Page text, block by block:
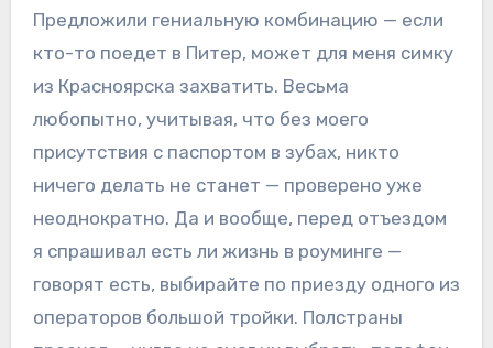
Предложили гениальную комбинацию — если
кто-то поедет в Питер, может для меня симку
из Красноярска захватить. Весьма
любопытно, учитывая, что без моего
присутствия с паспортом в зубах, никто
ничего делать не станет — проверено уже
неоднократно. Да и вообще, перед отъездом
я спрашивал есть ли жизнь в роуминге —
говорят есть, выбирайте по приезду одного из
операторов большой тройки. Полстраны